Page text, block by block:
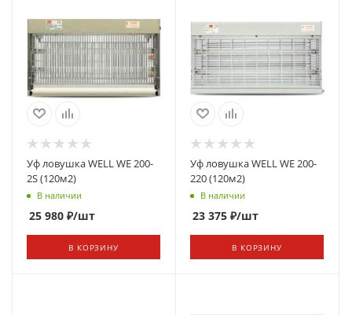
Уф ловушка WELL WE 200-
2S (120м2)
В наличии
25 980 ₽/шт
В КОРЗИНУ
Уф ловушка WELL WE 200-
220 (120м2)
В наличии
23 375 ₽/шт
В КОРЗИНУ